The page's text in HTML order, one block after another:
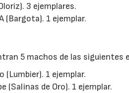
3 ejemplares.
(Bargota). 1 ejemplar.
5 machos de las siguientes
(Lumbier). 1 ejemplar.
(Salinas de Oro). 1 ejemplar.